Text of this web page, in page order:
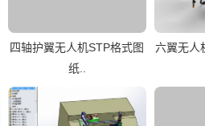
四轴护翼无人机STP格式图
纸..
六翼无人